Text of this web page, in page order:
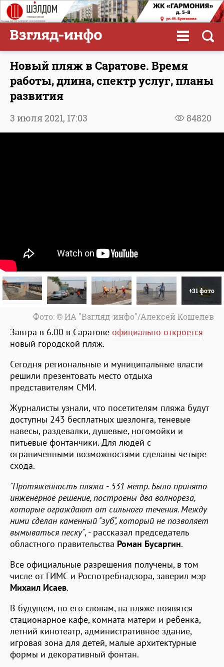
Новый пляж в Саратове. Время
работы, длина, спектр услуг, планы
развития
84820
3 июля 2021, 17:03
+31 фото
Фото: © ИА "Взгляд-инфо"/Алексей Кошелев
Завтра в 6.00 в Саратове официально откроется
новый городской пляж.
Сегодня региональные и муниципальные власти
решили презентовать место отдыха
представителям СМИ.
Журналисты узнали, что посетителям пляжа будут
доступны 243 бесплатных шезлонга, теневые
навесы, раздевалки, душевые, ногомойки и
питьевые фонтанчики. Для людей с
ограниченными возможностями сделаны четыре
схода.
"Протяженность пляжа - 531 метр. Было принято
инженерное решение, построены два волнореза,
которые ограждают от сильного течения. Между
ними сделан каменный "зуб", который не позволяет
вымываться песку", - рассказал председатель
областного правительства Роман Бусаргин.
Все официальные разрешения получены, в том
числе от ГИМС и Роспотребнадзора, заверил мэр
Михаил Исаев.
В будущем, по его словам, на пляже появятся
стационарное кафе, комната матери и ребенка,
летний кинотеатр, административное здание,
игровая зона для детей, малые архитектурные
формы и декоративный фонтан.